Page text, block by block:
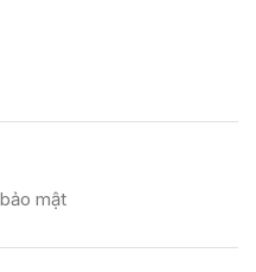
mật